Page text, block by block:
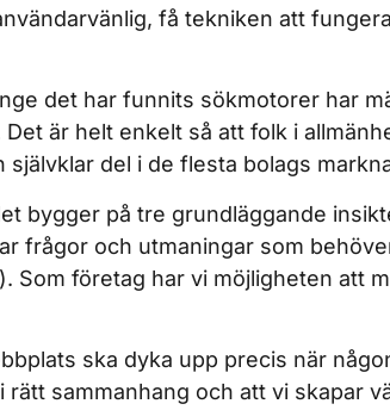
få tekniken att
det har funnits sökmotorer har
är helt enkelt så att folk i
självklar del i de flesta bolags
bygger på tre grundläggande
frågor och utmaningar som
Som företag har vi möjligheten att
ska dyka upp precis när
sammanhang och att vi skapar